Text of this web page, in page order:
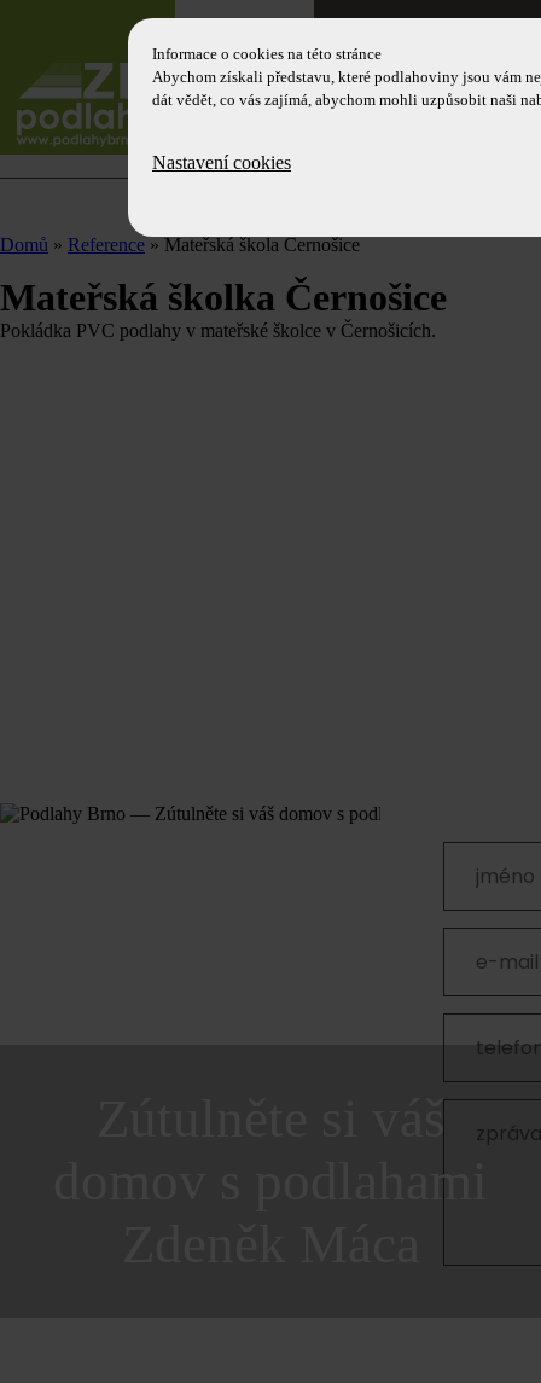
domů
Domů » Reference » Mateřská škola Černošice
Mateřská školka Černošice
Pokládka PVC podlahy v mateřské školce v Černošicích.
Zútulněte si váš
domov s podlahami
Informace o cookies na této stránce
Abychom získali představu, které podlahoviny jsou vám
dát vědět, co vás zajímá, abychom mohli uzpůsobit naši
Nastavení cookies